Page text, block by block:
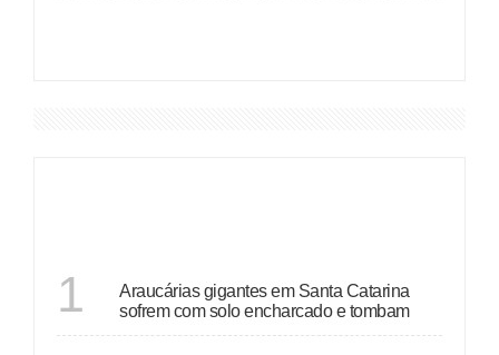
1
Araucárias gigantes em Santa Catarina
sofrem com solo encharcado e tombam